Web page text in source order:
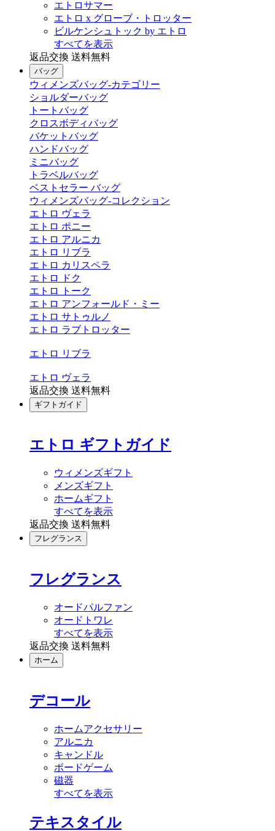
エトロサマー
エトロ x グローブ・トロッター
ビルケンシュトック by エトロ
すべてを表示
返品交換 送料無料
バッグ
ウィメンズバッグ-カテゴリー
ショルダーバッグ
トートバッグ
クロスボディバッグ
バケットバッグ
ハンドバッグ
ミニバッグ
トラベルバッグ
ベストセラー バッグ
ウィメンズバッグ-コレクション
エトロ ヴェラ
エトロ ポニー
エトロ アルニカ
エトロ リブラ
エトロ カリスペラ
エトロ ドク
エトロ トーク
エトロ アンフォールド・ミー
エトロ サトゥルノ
エトロ ラブトロッター
エトロ リブラ
エトロ ヴェラ
返品交換 送料無料
ギフトガイド
エトロ ギフトガイド
ウィメンズギフト
メンズギフト
ホームギフト
すべてを表示
返品交換 送料無料
フレグランス
フレグランス
オードパルファン
オードトワレ
すべてを表示
返品交換 送料無料
ホーム
デコール
ホームアクセサリー
アルニカ
キャンドル
ボードゲーム
磁器
すべてを表示
テキスタイル